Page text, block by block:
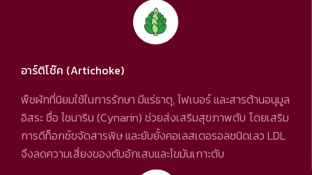
อาร์ติโช๊ค (Artichoke)
พืชผักที่นิยมใช้ในการรักษา มีแร่ธาตุ, ไฟเบอร์ และสารต้านอนุมูล
อิสระ ชื่อ ไซนาริน (Cynarin) ช่วยส่งเสริมสุขภาพตับ โดยเสริม
การดีท็อกซ์ขจัดสารพิษ และยับยั้งคอเลสเตอรอลชนิดเลว LDL
จึงลดความเสี่ยงของตับอักเสบและไขมันเกาะตับ